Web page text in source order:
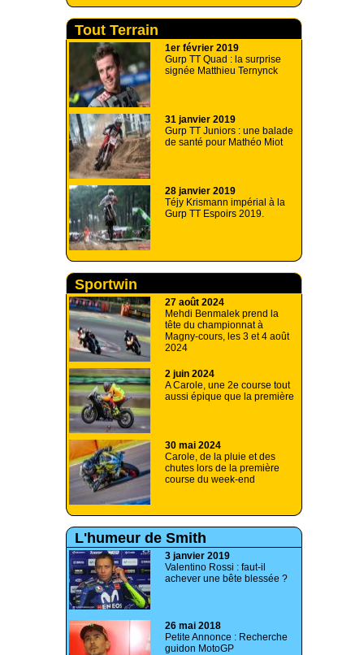
Tout Terrain
1er février 2019
Gurp TT Quad : la surprise
signée Matthieu Ternynck
31 janvier 2019
Gurp TT Juniors : une balade
de santé pour Mathéo Miot
28 janvier 2019
Téjy Krismann impérial à la
Gurp TT Espoirs 2019.
Sportwin
27 août 2024
Mehdi Benmalek prend la
tête du championnat à
Magny-cours, les 3 et 4 août
2024
2 juin 2024
A Carole, une 2e course tout
aussi épique que la première
30 mai 2024
Carole, de la pluie et des
chutes lors de la première
course du week-end
L'humeur de Smith
3 janvier 2019
Valentino Rossi : faut-il
achever une bête blessée ?
26 mai 2018
Petite Annonce : Recherche
guidon MotoGP